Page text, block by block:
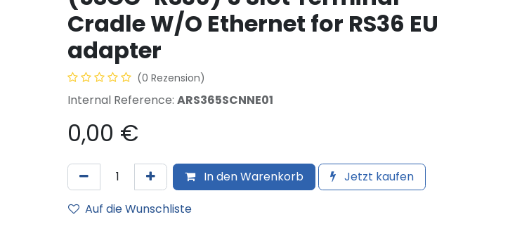
Cradle W/O Ethernet for RS36 EU
adapter
(0 Rezension)
Internal Reference: ARS365SCNNE01
0,00 €
In den Warenkorb
Jetzt kaufen
Auf die Wunschliste